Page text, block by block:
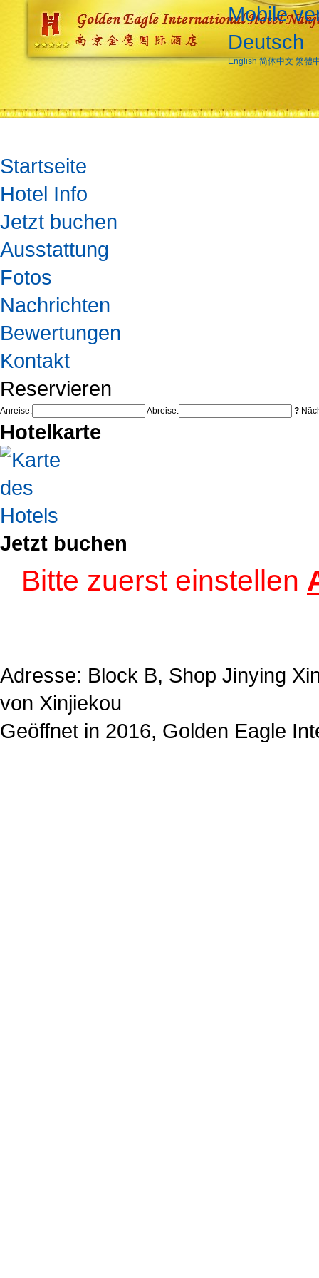
Mobile
Deutsch
English 简体中文 繁體
Startseite
Hotel Info
Jetzt buchen
Ausstattung
Fotos
Nachrichten
Bewertungen
Kontakt
Reservieren
Anreise: Abreise: ?
Hotelkarte
Jetzt buchen
Bitte zuerst einstellen
Adresse: Block B, Shop Jinying
von Xinjiekou
Geöffnet in 2016, Golden Eagle